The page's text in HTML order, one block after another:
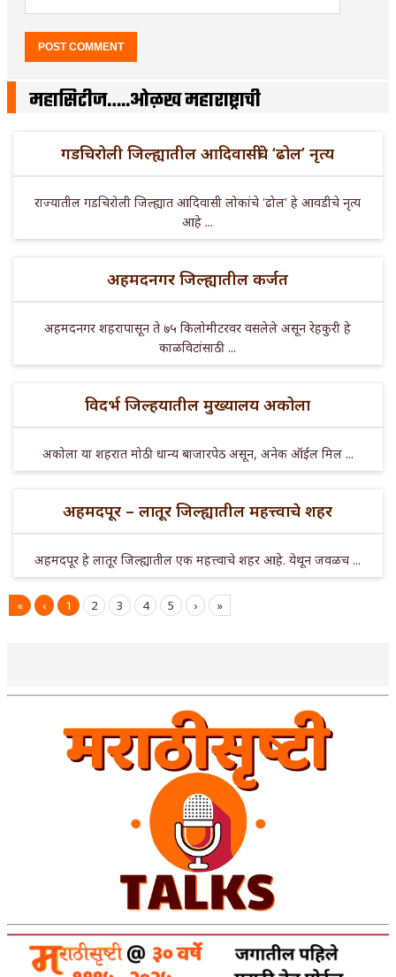
महासिटीज…..ओळख महाराष्ट्राची
गडचिरोली जिल्ह्यातील आदिवासींचे ‘ढोल’ नृत्य
राज्यातील गडचिरोली जिल्ह्यात आदिवासी लोकांचे 'ढोल' हे आवडीचे नृत्य
आहे ...
अहमदनगर जिल्ह्यातील कर्जत
अहमदनगर शहरापासून ते ७५ किलोमीटरवर वसलेले असून रेहकुरी हे
काळविटांसाठी ...
विदर्भ जिल्हयातील मुख्यालय अकोला
अकोला या शहरात मोठी धान्य बाजारपेठ असून, अनेक ऑईल मिल ...
अहमदपूर – लातूर जिल्ह्यातील महत्त्वाचे शहर
अहमदपूर हे लातूर जिल्ह्यातील एक महत्त्वाचे शहर आहे. येथून जवळच ...
« ‹ 1 2 3 4 5 › »